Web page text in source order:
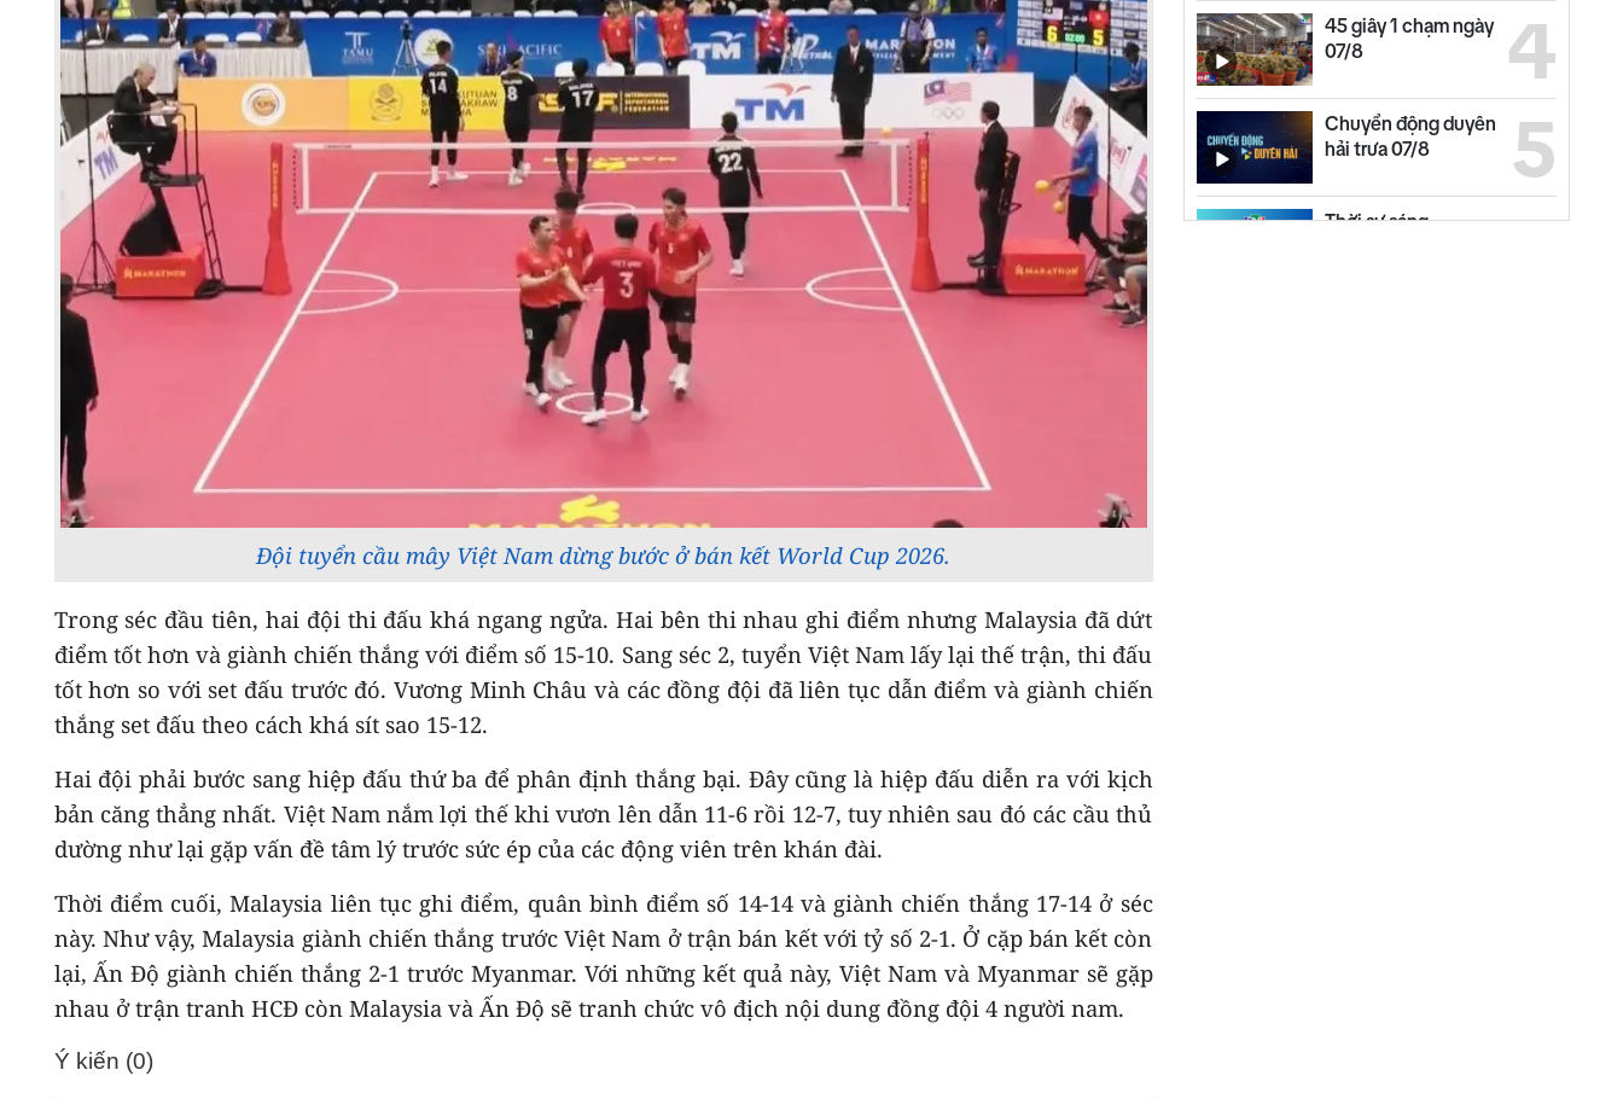
Đội tuyển cầu mây Việt Nam dừng bước ở bán kết World Cup 2026.
Trong séc đầu tiên, hai đội thi đấu khá ngang ngửa. Hai bên thi nhau ghi điểm nhưng Malaysia đã dứt
điểm tốt hơn và giành chiến thắng với điểm số 15-10. Sang séc 2, tuyển Việt Nam lấy lại thế trận, thi đấu
tốt hơn so với set đấu trước đó. Vương Minh Châu và các đồng đội đã liên tục dẫn điểm và giành chiến
thắng set đấu theo cách khá sít sao 15-12.
Hai đội phải bước sang hiệp đấu thứ ba để phân định thắng bại. Đây cũng là hiệp đấu diễn ra với kịch
bản căng thẳng nhất. Việt Nam nắm lợi thế khi vươn lên dẫn 11-6 rồi 12-7, tuy nhiên sau đó các cầu thủ
dường như lại gặp vấn đề tâm lý trước sức ép của các động viên trên khán đài.
Thời điểm cuối, Malaysia liên tục ghi điểm, quân bình điểm số 14-14 và giành chiến thắng 17-14 ở séc
này. Như vậy, Malaysia giành chiến thắng trước Việt Nam ở trận bán kết với tỷ số 2-1. Ở cặp bán kết còn
lại, Ấn Độ giành chiến thắng 2-1 trước Myanmar. Với những kết quả này, Việt Nam và Myanmar sẽ gặp
nhau ở trận tranh HCĐ còn Malaysia và Ấn Độ sẽ tranh chức vô địch nội dung đồng đội 4 người nam.
Ý kiến (0)
4
45 giây 1 chạm ngày
07/8
5
Chuyển động duyên
hải trưa 07/8
6
Thời sự sáng